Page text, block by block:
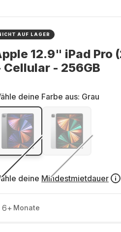
AUF LAGER
12.9" iPad Pro
Cellular - 256GB
deine Farbe aus: Grau
deine Mindestmietdauer
6+ Monate